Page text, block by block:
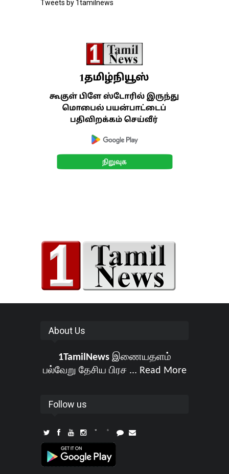
Tweets by 1tamilnews
About Us
1TamilNewsஇணையதளம்
பல்வேறு தேசிய பிரச ... Read More
Follow us